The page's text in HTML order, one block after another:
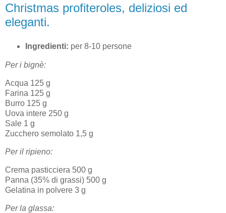
Christmas profiteroles, deliziosi ed
eleganti.
Ingredienti: per 8-10 persone
Per i bignè:
Acqua 125 g
Farina 125 g
Burro 125 g
Uova intere 250 g
Sale 1 g
Zucchero semolato 1,5 g
Per il ripieno:
Crema pasticciera 500 g
Panna (35% di grassi) 500 g
Gelatina in polvere 3 g
Per la glassa: